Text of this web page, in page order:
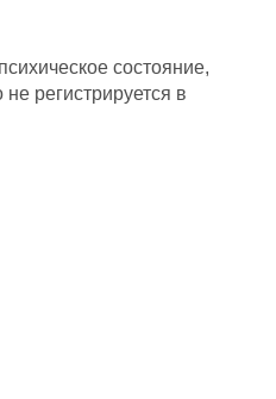
состояние,
регистрируется в